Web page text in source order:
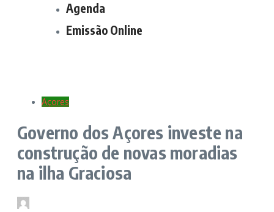
Agenda
Emissão Online
Açores
Governo dos Açores investe na
construção de novas moradias
na ilha Graciosa